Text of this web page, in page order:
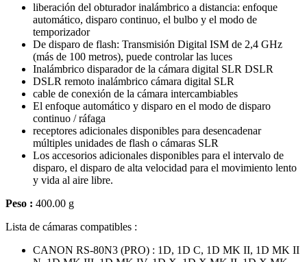
liberación del obturador inalámbrico a distancia: enfoque
automático, disparo continuo, el bulbo y el modo de
temporizador
De disparo de flash: Transmisión Digital ISM de 2,4 GHz
(más de 100 metros), puede controlar las luces
Inalámbrico disparador de la cámara digital SLR DSLR
DSLR remoto inalámbrico cámara digital SLR
cable de conexión de la cámara intercambiables
El enfoque automático y disparo en el modo de disparo
continuo / ráfaga
receptores adicionales disponibles para desencadenar
múltiples unidades de flash o cámaras SLR
Los accesorios adicionales disponibles para el intervalo de
disparo, el disparo de alta velocidad para el movimiento lento
y vida al aire libre.
Peso : 400.00 g
Lista de cámaras compatibles :
CANON RS-80N3 (PRO) : 1D, 1D C, 1D MK II, 1D MK II